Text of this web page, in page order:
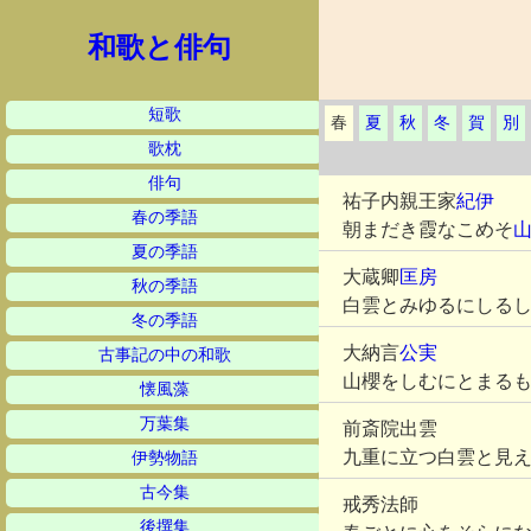
和歌と俳句
短歌
歌枕
俳句
春の季語
夏の季語
秋の季語
冬の季語
古事記の中の和歌
懐風藻
万葉集
伊勢物語
古今集
後撰集
春 夏 秋 冬 賀 別
祐子内親王家紀伊
朝まだき霞なこめそ
大蔵卿匡房
白雲とみゆるにしる
大納言公実
山櫻をしむにとまる
前斎院出雲
九重に立つ白雲と見
戒秀法師